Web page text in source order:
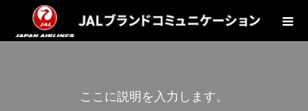
こ こ に説明を 入 力 し ます。